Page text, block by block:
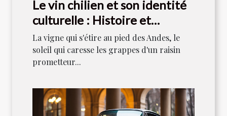
Le vin chilien et son identité
culturelle : Histoire et
tradition
La vigne qui s'étire au pied des Andes, le
soleil qui caresse les grappes d'un raisin
prometteur...